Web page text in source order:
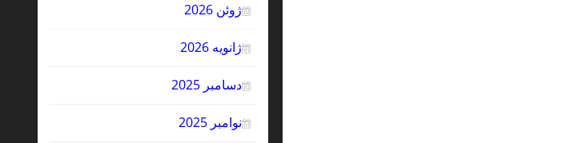
ژوئن 2026
ژانویه 2026
دسامبر 2025
نوامبر 2025